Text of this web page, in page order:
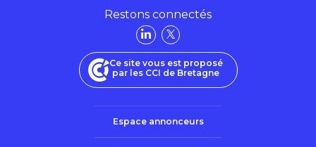
Restons connectés
Ce site vous est proposé
par les CCI de Bretagne
Espace annonceurs